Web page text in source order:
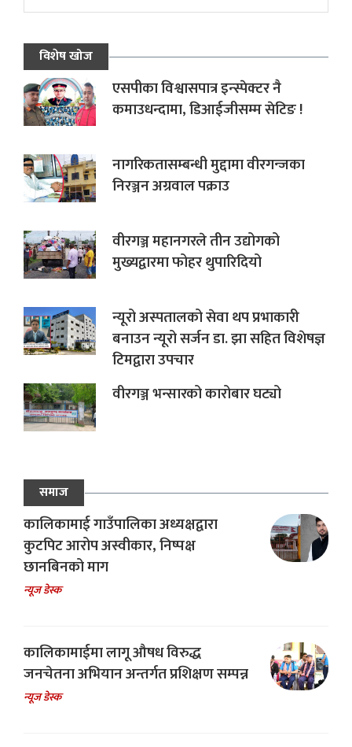
विशेष खोज
एसपीका विश्वासपात्र इन्स्पेक्टर नै
कमाउधन्दामा, डिआईजीसम्म सेटिङ !
नागरिकतासम्बन्धी मुद्दामा वीरगन्जका
निरञ्जन अग्रवाल पक्राउ
वीरगञ्ज महानगरले तीन उद्योगको
मुख्यद्वारमा फोहर थुपारिदियो
न्यूरो अस्पतालको सेवा थप प्रभाकारी
बनाउन न्यूरो सर्जन डा. झा सहित विशेषज्ञ
टिमद्वारा उपचार
वीरगञ्ज भन्सारको कारोबार घट्यो
समाज
कालिकामाई गाउँपालिका अध्यक्षद्वारा
कुटपिट आरोप अस्वीकार, निष्पक्ष
छानबिनको माग
न्यूज डेस्क
कालिकामाईमा लागू औषध विरुद्ध
जनचेतना अभियान अन्तर्गत प्रशिक्षण सम्पन्न
न्यूज डेस्क